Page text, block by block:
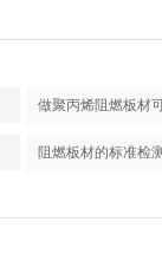
做聚丙烯阻燃板材
阻燃板材的标准检